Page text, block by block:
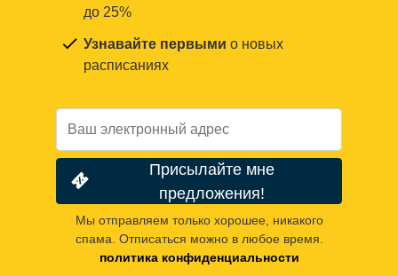
до 25%
Узнавайте первыми о новых
расписаниях
Присылайте мне
предложения!
Мы отправляем только хорошее, никакого
спама. Отписаться можно в любое время.
политика конфиденциальности